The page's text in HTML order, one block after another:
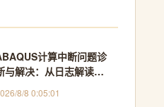
计算中断问题诊
与解决：从日志解读到
8/8 0:05:01